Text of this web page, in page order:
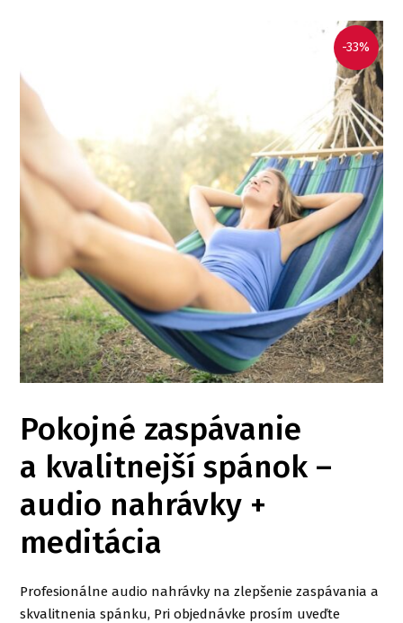
-33%
Pokojné zaspávanie
a kvalitnejší spánok –
audio nahrávky +
meditácia
Profesionálne audio nahrávky na zlepšenie zaspávania a
skvalitnenia spánku, Pri objednávke prosím uveďte